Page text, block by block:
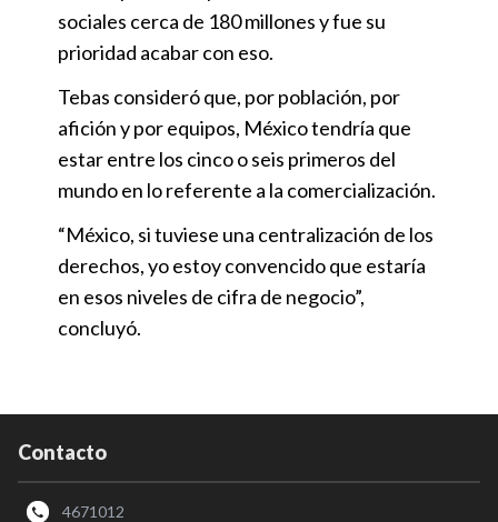
sociales cerca de 180 millones y fue su
prioridad acabar con eso.
Tebas consideró que, por población, por
afición y por equipos, México tendría que
estar entre los cinco o seis primeros del
mundo en lo referente a la comercialización.
“México, si tuviese una centralización de los
derechos, yo estoy convencido que estaría
en esos niveles de cifra de negocio”,
concluyó.
Contacto
4671012